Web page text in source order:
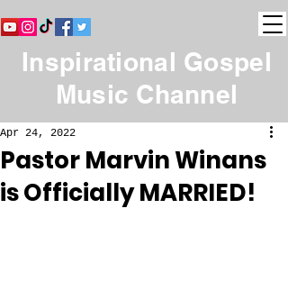
Inspirational Gospel
Music Channel
Pastor Marvin Winans
is Officially MARRIED!
Apr 24, 2022